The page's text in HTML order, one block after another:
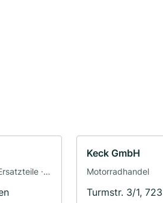
·
·
Keck GmbH
Motorradhandel
Turmstr. 3/1,